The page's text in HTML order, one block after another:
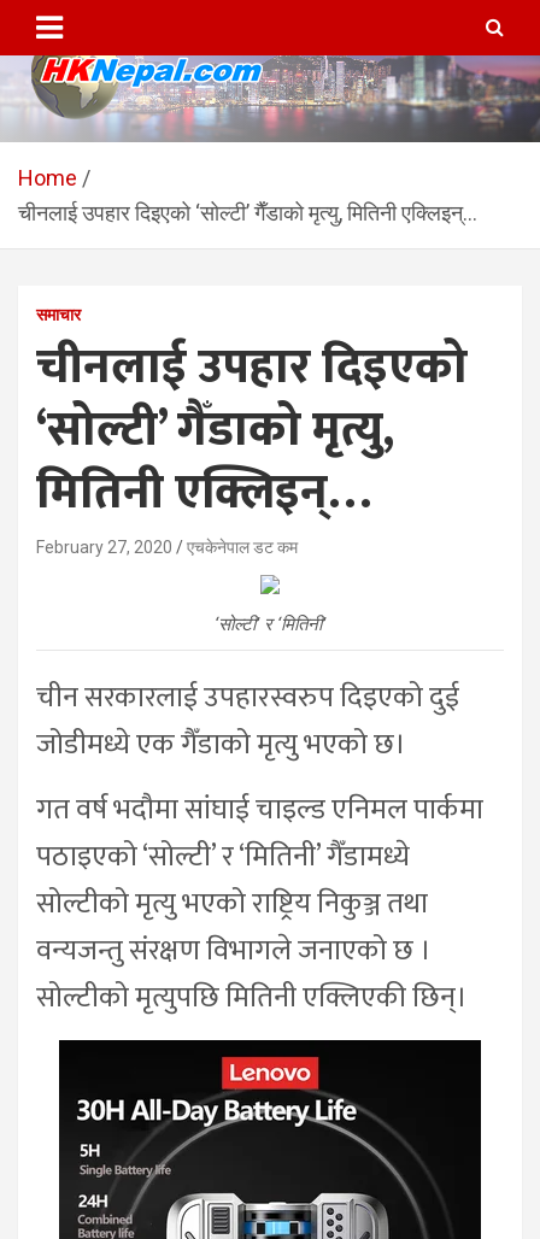
content
HKNepal.com – हङकङबाट
सञ्चालित पहिलो नेपाली अनलाईन
पत्रिका
hknepal, hknepal.com, hk nepal, hk nepal com
Home
चीनलाई उपहार दिइएको ‘सोल्टी’ गैँडाको मृत्यु, मितिनी एक्लिइन्…
समाचार
चीनलाई उपहार दिइएको
‘सोल्टी’ गैँडाको मृत्यु,
मितिनी एक्लिइन्…
February 27, 2020 एचकेनेपाल डट कम
‘सोल्टी’ र ‘मितिनी’
चीन सरकारलाई उपहारस्वरुप दिइएको दुई
जोडीमध्ये एक गैँडाको मृत्यु भएको छ।
गत वर्ष भदौमा सांघाई चाइल्ड एनिमल पार्कमा
पठाइएको ‘सोल्टी’ र ‘मितिनी’ गैँडामध्ये
सोल्टीको मृत्यु भएको राष्ट्रिय निकुञ्ज तथा
वन्यजन्तु संरक्षण विभागले जनाएको छ ।
सोल्टीको मृत्युपछि मितिनी एक्लिएकी छिन्।